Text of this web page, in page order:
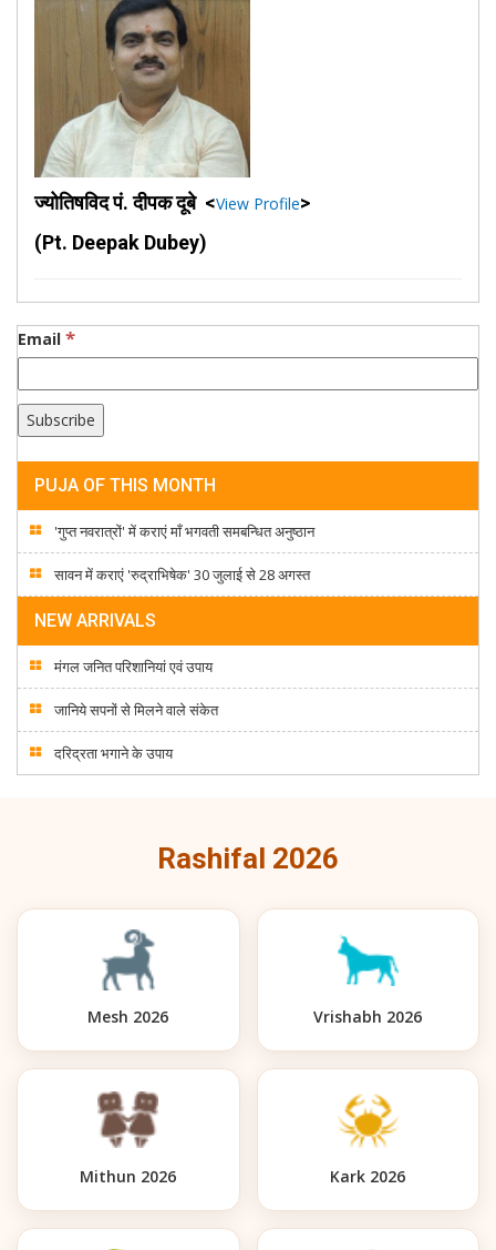
ज्योतिषविद पं. दीपक दूबे <View Profile>
(Pt. Deepak Dubey)
Email *
PUJA OF THIS MONTH
'गुप्त नवरात्रों' में कराएं माँ भगवती समबन्धित अनुष्ठान
सावन में कराएं 'रुद्राभिषेक' 30 जुलाई से 28 अगस्त
NEW ARRIVALS
मंगल जनित परिशानियां एवं उपाय
जानिये सपनों से मिलने वाले संकेत
दरिद्रता भगाने के उपाय
Rashifal 2026
Mesh 2026 Vrishabh 2026
Mithun 2026 Kark 2026